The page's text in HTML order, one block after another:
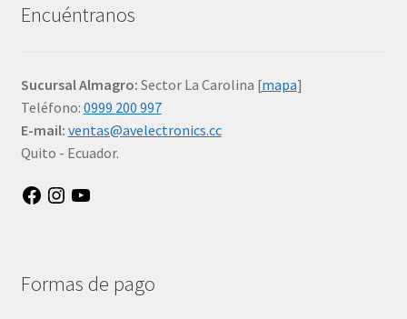
Encuéntranos
Sucursal Almagro: Sector La Carolina [mapa]
Teléfono: 0999 200 997
E-mail: ventas@avelectronics.cc
Quito - Ecuador.
FacebookInstagram
Formas de pago